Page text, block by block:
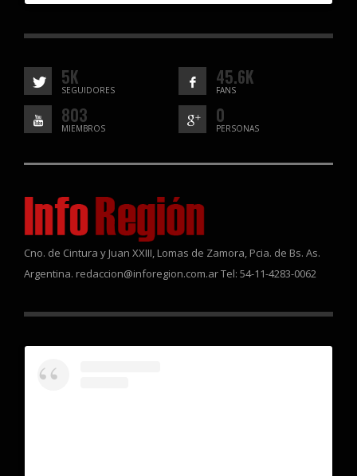
5K
SEGUIDORES
45.6K
FANS
803
MIEMBROS
0
PERSONAS
Cno. de Cintura y Juan XXIII, Lomas de Zamora, Pcia. de Bs. As.
Argentina. redaccion@inforegion.com.ar Tel: 54-11-4283-0062